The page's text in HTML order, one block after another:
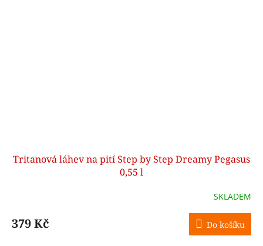
Tritanová láhev na pití Step by Step Dreamy Pegasus
0,55 l
SKLADEM
379 Kč Do košíku